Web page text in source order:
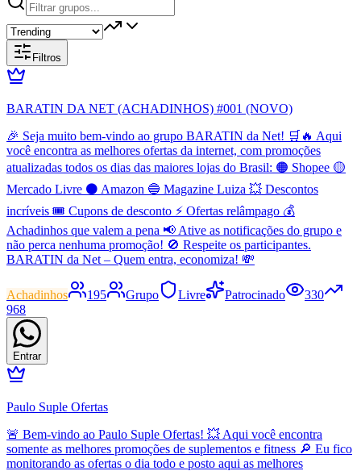
Filtros
BARATIN DA NET (ACHADINHOS) #001 (NOVO)
🎉 Seja muito bem-vindo ao grupo BARATIN da Net! 🛒🔥 Aqui
você encontra as melhores ofertas da internet, com promoções
atualizadas todos os dias das maiores lojas do Brasil: 🟠 Shopee 🟡
Mercado Livre ⚫ Amazon 🔵 Magazine Luiza 💥 Descontos
incríveis 🎟️ Cupons de desconto ⚡ Ofertas relâmpago 💰
Achadinhos que valem a pena 📢 Ative as notificações do grupo e
não perca nenhuma promoção! 🚫 Respeite os participantes.
BARATIN da Net – Quem entra, economiza! 💸
Achadinhos 195 Grupo Livre Patrocinado
330
968
Entrar
Paulo Suple Ofertas
🚨 Bem-vindo ao Paulo Suple Ofertas! 💥 Aqui você encontra
somente as melhores promoções de suplementos e fitness 🔎 Eu fico
monitorando as ofertas o dia todo e posto aqui as melhores